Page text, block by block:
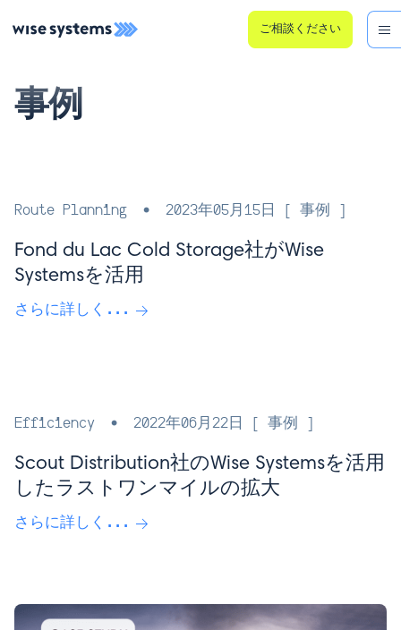
ご相談ください
事例
Route Planning • 2023年05月15日 [ 事例 ]
Fond du Lac Cold Storage社がWise
Systemsを活用
さらに詳しく...
Efficiency • 2022年06月22日 [ 事例 ]
Scout Distribution社のWise Systemsを活用
したラストワンマイルの拡大
さらに詳しく...